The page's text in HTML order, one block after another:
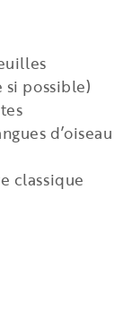
si possible)
d’oiseau
classique